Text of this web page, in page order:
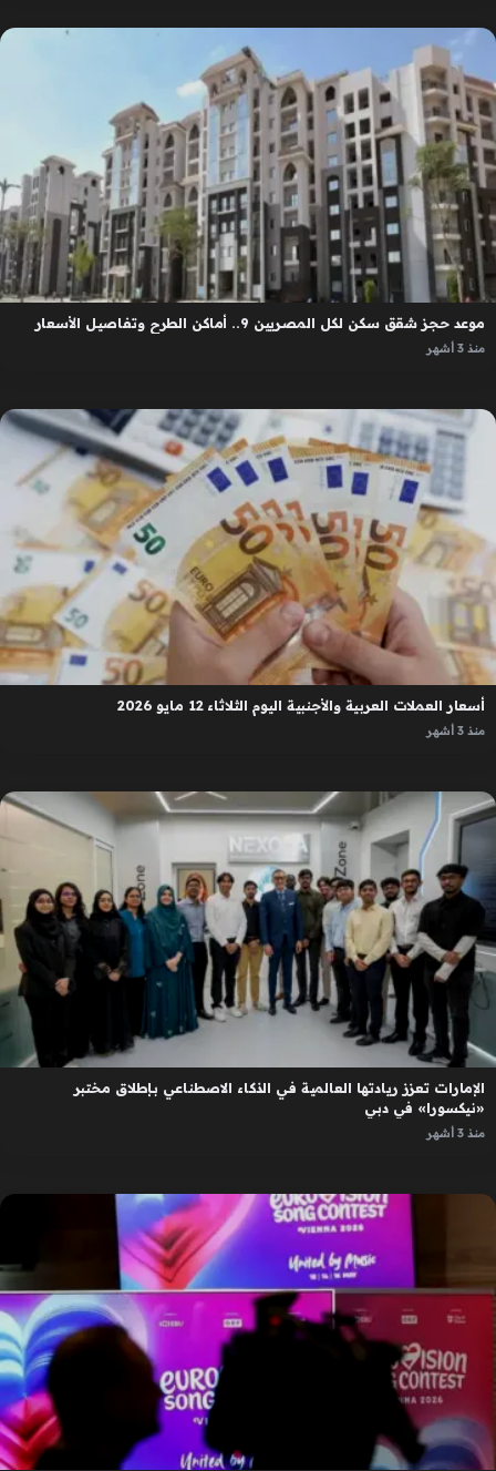
موعد حجز شقق سكن لكل المصريين 9.. أماكن الطرح وتفاصيل الأسعار
منذ 3 أشهر
أسعار العملات العربية والأجنبية اليوم الثلاثاء 12 مايو 2026
منذ 3 أشهر
الإمارات تعزز ريادتها العالمية في الذكاء الاصطناعي بإطلاق مختبر
«نيكسورا» في دبي
منذ 3 أشهر